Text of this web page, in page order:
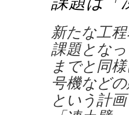
新たな工
課題とな
までと同
号機など
という計